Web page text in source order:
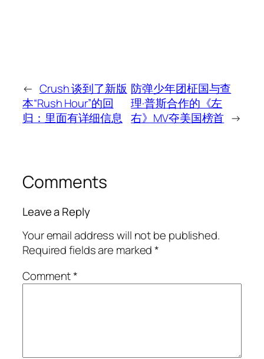
← Crush 谈到了新版
本“Rush Hour”的回
归：里面有详细信息
防弹少年团柾国与查
理·普斯合作的《左
右》MV夺美国榜首 →
Comments
Leave a Reply
Your email address will not be published.
Required fields are marked*
Comment*